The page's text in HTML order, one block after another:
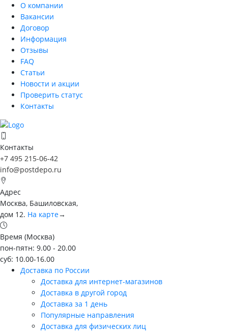
О компании
Вакансии
Договор
Информация
Отзывы
FAQ
Статьи
Новости и акции
Проверить статус
Контакты
Контакты
+7 495 215-06-42
info@postdepo.ru
Адрес
Москва, Башиловская,
дом 12. На карте→
Время (Москва)
пон-пятн: 9.00 - 20.00
суб: 10.00-16.00
Доставка по России
Доставка для интернет-магазинов
Доставка в другой город
Доставка за 1 день
Популярные направления
Доставка для физических лиц